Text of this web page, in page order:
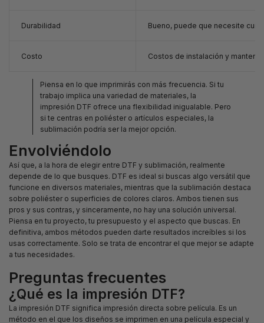
Durabilidad Bueno, puede que necesite
Costo Costos de instalación y
Piensa en lo que imprimirás con más frecuencia. Si tu
trabajo implica una variedad de materiales, la
impresión DTF ofrece una flexibilidad inigualable. Pero
si te centras en poliéster o artículos especiales, la
sublimación podría ser la mejor opción.
Envolviéndolo
Así que, a la hora de elegir entre DTF y sublimación, realmente
depende de lo que busques. DTF es ideal si buscas algo versátil que
funcione en diversos materiales, mientras que la sublimación destaca
sobre poliéster o superficies de colores claros. Ambos tienen sus
pros y sus contras, y sinceramente, no hay una solución universal.
Piensa en tu proyecto, tu presupuesto y el aspecto que buscas. En
definitiva, ambos métodos pueden darte resultados increíbles si los
usas correctamente. Solo se trata de encontrar el que mejor se adapte
a tus necesidades.
Preguntas frecuentes
¿Qué es la impresión DTF?
La impresión DTF significa impresión directa sobre película. Es un
método en el que los diseños se imprimen en una película especial y